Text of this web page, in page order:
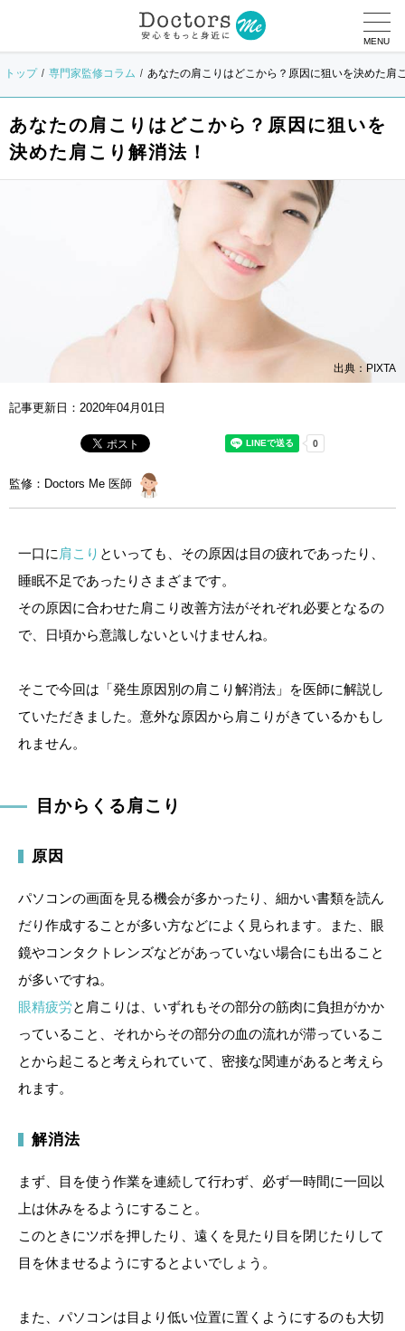
MENU
トップ 専門家監修コラム あなたの肩こりはどこから？原因に狙いを決めた肩
あなたの肩こりはどこから？原因に狙いを
決めた肩こり解消法！
出典：PIXTA
記事更新日： 2020年04月01日
監修：Doctors Me 医師
一口に 肩こり といっても、その原因は目の疲れであったり、
睡眠不足であったりさまざまです。
その原因に合わせた肩こり改善方法がそれぞれ必要となるの
で、日頃から意識しないといけませんね。
そこで今回は「発生原因別の肩こり解消法」を医師に解説し
ていただきました。意外な原因から肩こりがきているかもし
れません。
目からくる肩こり
原因
パソコンの画面を見る機会が多かったり、細かい書類を読ん
だり作成することが多い方などによく見られます。また、眼
鏡やコンタクトレンズなどがあっていない場合にも出ること
が多いですね。
眼精疲労と肩こりは、いずれもその部分の筋肉に負担がかか
っていること、それからその部分の血の流れが滞っているこ
とから起こると考えられていて、密接な関連があると考えら
れます。
解消法
まず、目を使う作業を連続して行わず、必ず一時間に一回以
上は休みをるようにすること。
このときにツボを押したり、遠くを見たり目を閉じたりして
目を休ませるようにするとよいでしょう。
また、パソコンは目より低い位置に置くようにするのも大切